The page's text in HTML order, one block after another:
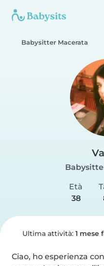
Babysitter Macerata
Età
38
Ultima attività: 1 mese
Ciao, ho esperienza